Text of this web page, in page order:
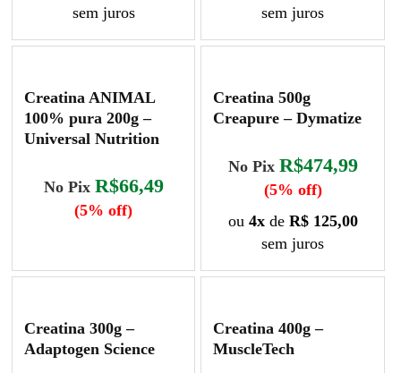
sem juros
sem juros
No Pix R$66,49
(5% off)
Creatina ANIMAL
100% pura 200g –
Universal Nutrition
No Pix R$474,99
(5% off)
ou 4xde R$ 125,00
sem juros
Creatina 500g
Creapure – Dymatize
Creatina 300g –
Adaptogen Science
Creatina 400g –
MuscleTech